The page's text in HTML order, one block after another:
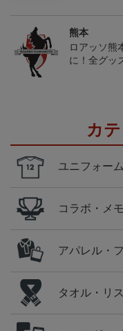
熊本
ロアッソ熊
に！全グッ
カ
ユニフォーム
コラボ・メ
アパレル・
タオル・リ